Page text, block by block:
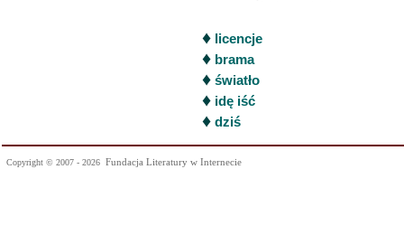
♦ licencje
♦ brama
♦ światło
♦ idę iść
♦ dziś
Copyright © 2007 - 2026 Fundacja Literatury w Internecie